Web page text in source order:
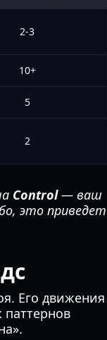
2-3
10+
5
2
Control— ваш
это приведет
Его движения